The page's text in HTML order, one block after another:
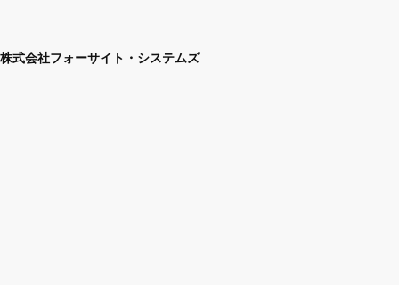
株式会社フォーサイト・システムズ